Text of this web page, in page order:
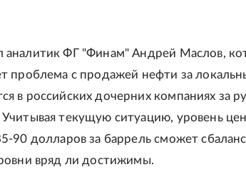
аналитик ФГ "Финам" Андрей Маслов,
проблема с продажей нефти за
в российских дочерних компаниях за
текущую ситуацию, уровень
90 долларов за баррель сможет
вряд ли достижимы.